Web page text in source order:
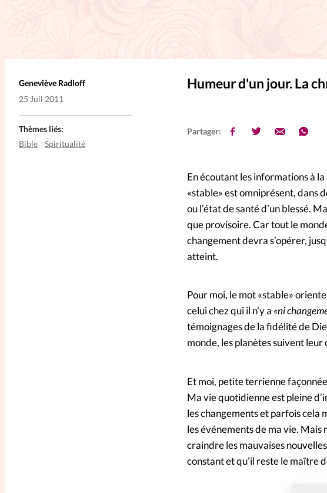
L'anecdote
La Bible au féminin
Lifestyle
Littérature
PersonnElles
RelationnElles
Shopping Spi
Humeur d'un jour. La
Geneviève Radloff
25 Juil 2011
Partager:
En écoutant les informations à
«stable» est omniprésent, dans
ou l’état de santé d’un blessé.
que provisoire. Car tout le
changement devra s’opérer,
atteint.
Pour moi, le mot «stable»
celui chez qui il n’y a «ni
témoignages de la fidélité de
monde, les planètes suivent leur
Et moi, petite terrienne
Ma vie quotidienne est pleine
les changements et parfois cela
les événements de ma vie. Mais
craindre les mauvaises
constant et qu’il reste le maître
Thèmes liés:
Bible
Spiritualité